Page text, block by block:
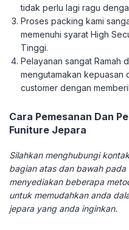
tidak perlu lagi ragu
Proses packing kami
memenuhi syarat High
Tinggi.
Pelayanan sangat Ramah
mengutamakan kepuasan
customer dengan
Cara Pemesanan Dan
Funiture Jepara
Silahkan menghubungi
bagian atas dan bawah
menyediakan beberapa
untuk memudahkan anda
jepara yang anda inginkan.